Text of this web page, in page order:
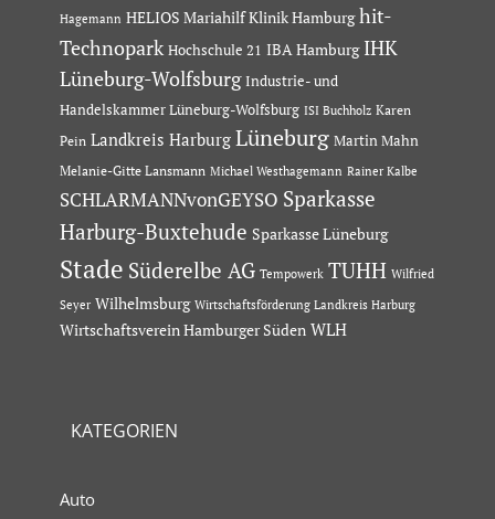
Hagemann HELIOS Mariahilf Klinik Hamburg hit-
Technopark Hochschule 21 IBA Hamburg IHK
Lüneburg-Wolfsburg Industrie- und
Handelskammer Lüneburg-Wolfsburg ISI Buchholz Karen
Pein Landkreis Harburg Lüneburg Martin Mahn
Melanie-Gitte Lansmann Michael Westhagemann Rainer Kalbe
SCHLARMANNvonGEYSO Sparkasse
Harburg-Buxtehude Sparkasse Lüneburg
Stade Süderelbe AG Tempowerk TUHH Wilfried
Seyer Wilhelmsburg Wirtschaftsförderung Landkreis Harburg
Wirtschaftsverein Hamburger Süden WLH
KATEGORIEN
Auto